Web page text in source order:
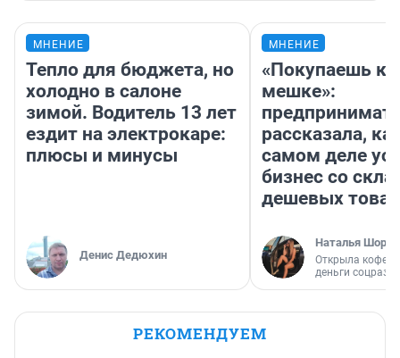
МНЕНИЕ
Тепло для бюджета, но
холодно в салоне
зимой. Водитель 13 лет
ездит на электрокаре:
плюсы и минусы
Денис Дедюхин
МНЕНИЕ
«Покупаешь
мешке»:
рассказала,
самом деле
бизнес со
дешевых
Наталья
Открыла
деньги
РЕКОМЕНДУЕМ